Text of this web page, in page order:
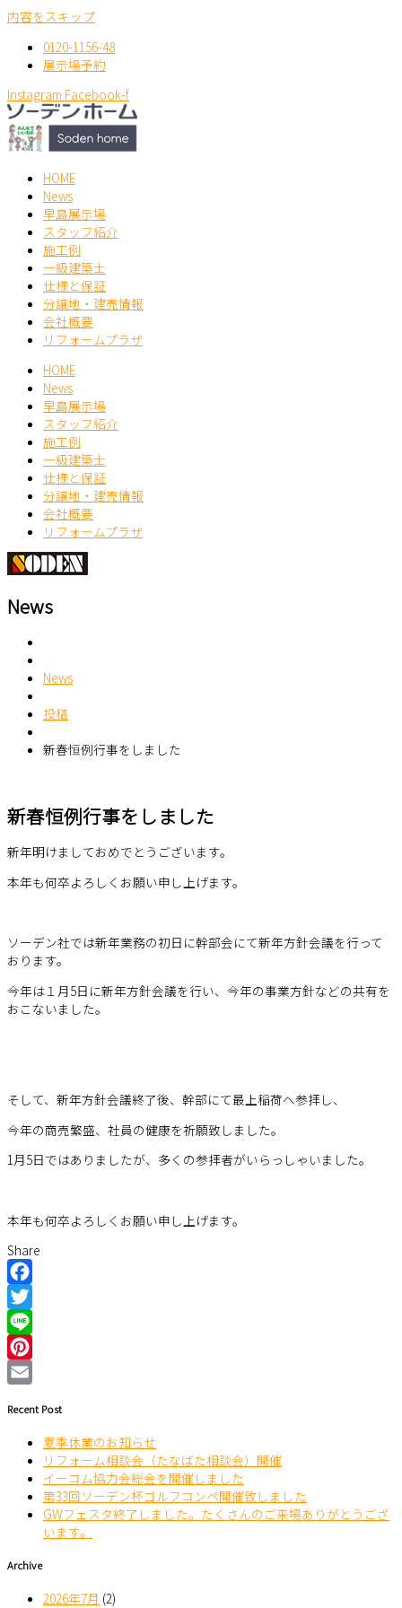
内容をスキップ
0120-1156-48
展示場予約
Instagram Facebook-f
HOME
News
早島展示場
スタッフ紹介
施工例
一級建築士
仕様と保証
分譲地・建売情報
会社概要
リフォームプラザ
HOME
News
早島展示場
スタッフ紹介
施工例
一級建築士
仕様と保証
分譲地・建売情報
会社概要
リフォームプラザ
News
News
投稿
新春恒例行事をしました
新春恒例行事をしました
新年明けましておめでとうございます。
本年も何卒よろしくお願い申し上げます。
ソーデン社では新年業務の初日に幹部会にて新年方針会議を行って
おります。
今年は１月5日に新年方針会議を行い、今年の事業方針などの共有を
おこないました。
そして、新年方針会議終了後、幹部にて最上稲荷へ参拝し、
今年の商売繁盛、社員の健康を祈願致しました。
1月5日ではありましたが、多くの参拝者がいらっしゃいました。
本年も何卒よろしくお願い申し上げます。
Share
Facebook
Twitter
Line
Pinterest
Recent Post
夏季休業のお知らせ
リフォーム相談会（たなばた相談会）開催
イーコム協力会総会を開催しました
第33回ソーデン杯ゴルフコンペ開催致しました
GWフェスタ終了しました。たくさんのご来場ありがとうござ
います。
Archive
2026年7月 (2)